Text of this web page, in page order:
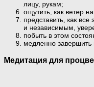
лицу, рукам;
ощутить, как ветер
представить, как
и независимым,
побыть в этом
медленно завершить
Медитация для